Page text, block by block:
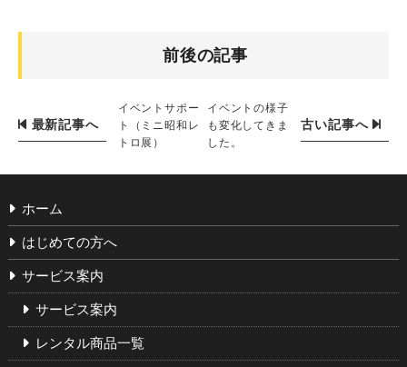
前後の記事
最新記事へ
イベントサポー
ト（ミニ昭和レ
トロ展）
古い記事へ
イベントの様子
も変化してきま
した。
ホーム
はじめての方へ
サービス案内
サービス案内
レンタル商品一覧